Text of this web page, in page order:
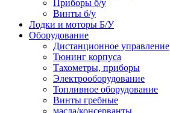
Приборы б/у
Винты б/у
Лодки и моторы Б/У
Оборудование
Дистанционное управление
Тюнинг корпуса
Тахометры, приборы
Электрооборудование
Топливное оборудование
Винты гребные
масла/консерванты